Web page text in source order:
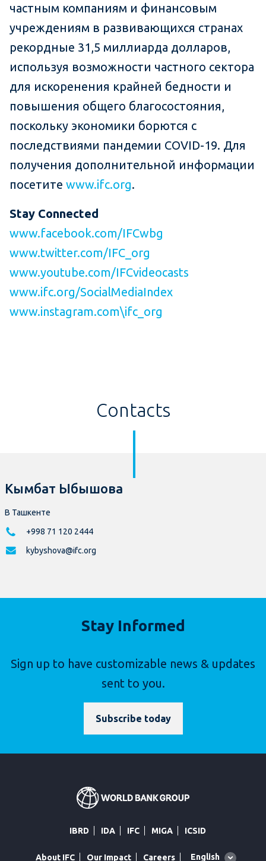
частным компаниям и финансовым
учреждениям в развивающихся странах
рекордные 31,5 миллиарда долларов,
используя возможности частного сектора
для искоренения крайней бедности и
повышения общего благосостояния,
поскольку экономики борются с
последствиями пандемии COVID-19. Для
получения дополнительной информации
посетите www.ifc.org.
Stay Connected
www.facebook.com/IFCwbg
www.twitter.com/IFC_org
www.youtube.com/IFCvideocasts
www.ifc.org/SocialMediaIndex
www.instagram.com\ifc_org
Contacts
Кымбат Ыбышова
В Ташкенте
+998 71 120 2444
kybyshova@ifc.org
Stay Informed
Sign up to have customizable news & updates
sent to you.
Subscribe today
IBRD IDA IFC MIGA ICSID
About IFC Our Impact Careers
Global
English